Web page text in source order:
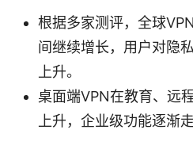
根据多家测评，全球
间继续增长，用户对隐
上升。
桌面端VPN在教育、远
上升，企业级功能逐渐